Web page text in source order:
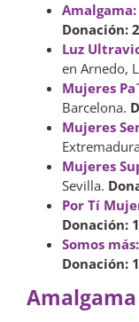
Amalgama:
Donación:
Luz
en Arnedo,
Mujeres
Barcelona.
Mujeres
Mujeres
Sevilla.
Por Tí
Donación:
Somos más:
Donación:
Amalgama